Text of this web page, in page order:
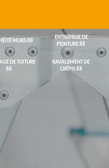
MURS 88
ENTREPRISE DE
PEINTURE 88
DE TOITURE
88
RAVALEMENT DE
CRÉPIS 88